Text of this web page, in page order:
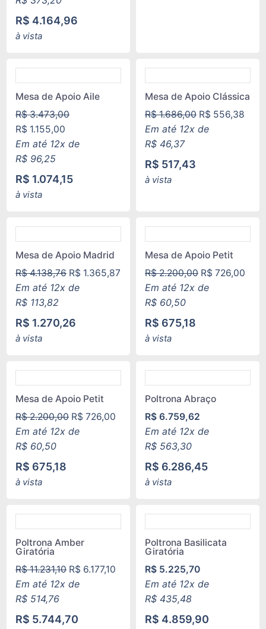
R$ 4.164,96
à vista
Mesa de Apoio Aile
R$3.473,00
R$ 1.155,00
Em até 12x de
R$ 96,25
R$ 1.074,15
à vista
Mesa de Apoio Clássica
R$1.686,00 R$ 556,38
Em até 12x de
R$ 46,37
R$ 517,43
à vista
Mesa de Apoio Madrid
R$4.138,76 R$ 1.365,87
Em até 12x de
R$ 113,82
R$ 1.270,26
à vista
Mesa de Apoio Petit
R$2.200,00 R$ 726,00
Em até 12x de
R$ 60,50
R$ 675,18
à vista
Mesa de Apoio Petit
R$2.200,00 R$ 726,00
Em até 12x de
R$ 60,50
R$ 675,18
à vista
Poltrona Abraço
R$ 6.759,62
Em até 12x de
R$ 563,30
R$ 6.286,45
à vista
Poltrona Amber
Giratória
R$11.231,10 R$ 6.177,10
Em até 12x de
R$ 514,76
R$ 5.744,70
Poltrona Basilicata
Giratória
R$ 5.225,70
Em até 12x de
R$ 435,48
R$ 4.859,90